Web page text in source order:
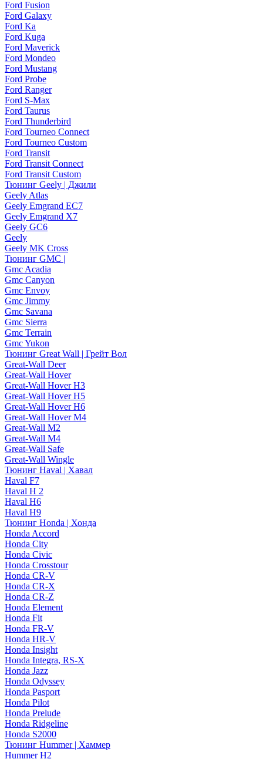
Ford Fusion
Ford Galaxy
Ford Ka
Ford Kuga
Ford Maverick
Ford Mondeo
Ford Mustang
Ford Probe
Ford Ranger
Ford S-Max
Ford Taurus
Ford Thunderbird
Ford Tourneo Connect
Ford Tourneo Custom
Ford Transit
Ford Transit Connect
Ford Transit Custom
Тюнинг Geely | Джили
Geely Atlas
Geely Emgrand EC7
Geely Emgrand X7
Geely GC6
Geely
Geely MK Cross
Тюнинг GMC |
Gmc Acadia
Gmc Canyon
Gmc Envoy
Gmc Jimmy
Gmc Savana
Gmc Sierra
Gmc Terrain
Gmc Yukon
Тюнинг Great Wall | Грейт Вол
Great-Wall Deer
Great-Wall Hover
Great-Wall Hover H3
Great-Wall Hover H5
Great-Wall Hover H6
Great-Wall Hover M4
Great-Wall M2
Great-Wall M4
Great-Wall Safe
Great-Wall Wingle
Тюнинг Haval | Хавал
Haval F7
Haval H 2
Haval H6
Haval H9
Тюнинг Honda | Хонда
Honda Accord
Honda City
Honda Civic
Honda Crosstour
Honda CR-V
Honda CR-X
Honda CR-Z
Honda Element
Honda Fit
Honda FR-V
Honda HR-V
Honda Insight
Honda Integra, RS-X
Honda Jazz
Honda Odyssey
Honda Pasport
Honda Pilot
Honda Prelude
Honda Ridgeline
Honda S2000
Тюнинг Hummer | Хаммер
Hummer H2